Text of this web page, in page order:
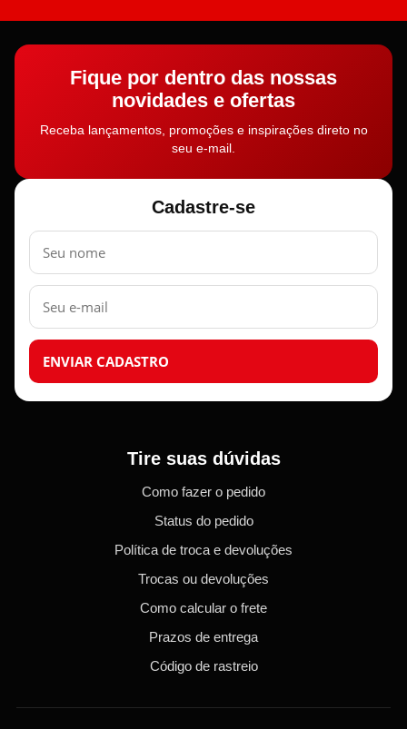
Fique por dentro das nossas
novidades e ofertas
Receba lançamentos, promoções e inspirações direto no
seu e-mail.
Cadastre-se
Nome
E-
mail
ENVIAR CADASTRO
Tire suas dúvidas
Como fazer o pedido
Status do pedido
Política de troca e devoluções
Trocas ou devoluções
Como calcular o frete
Prazos de entrega
Código de rastreio